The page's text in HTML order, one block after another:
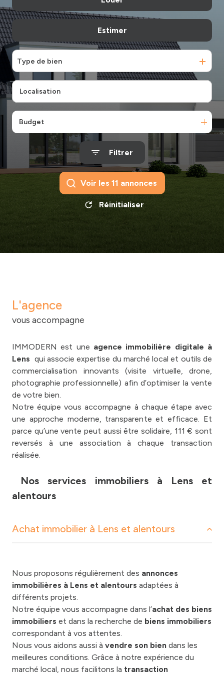
vendus
notre
agence
Nos
Estimer
Type de bien
Budget
Filtrer
Voir les 11 annonces
Réinitialiser
L'agence
vous accompagne
IMMODERN est une agence immobilière digitale à
Lens qui associe expertise du marché local et outils de
commercialisation innovants (visite virtuelle, drone,
photographie professionnelle) afin d’optimiser la vente
de votre bien.
Notre équipe vous accompagne à chaque étape avec
une approche moderne, transparente et efficace. Et
parce qu’une vente peut aussi être solidaire, 111 € sont
reversés à une association à chaque transaction
réalisée.
Nos services immobiliers à Lens et
alentours
Achat immobilier à Lens et alentours
Nous proposons régulièrement des annonces
immobilières à Lens et alentours adaptées à
différents projets.
Notre équipe vous accompagne dans l’achat des biens
immobiliers et dans la recherche de biens immobiliers
correspondant à vos attentes.
Nous vous aidons aussi à vendre son bien dans les
meilleures conditions. Grâce à notre expérience du
marché local, nous facilitons la transaction